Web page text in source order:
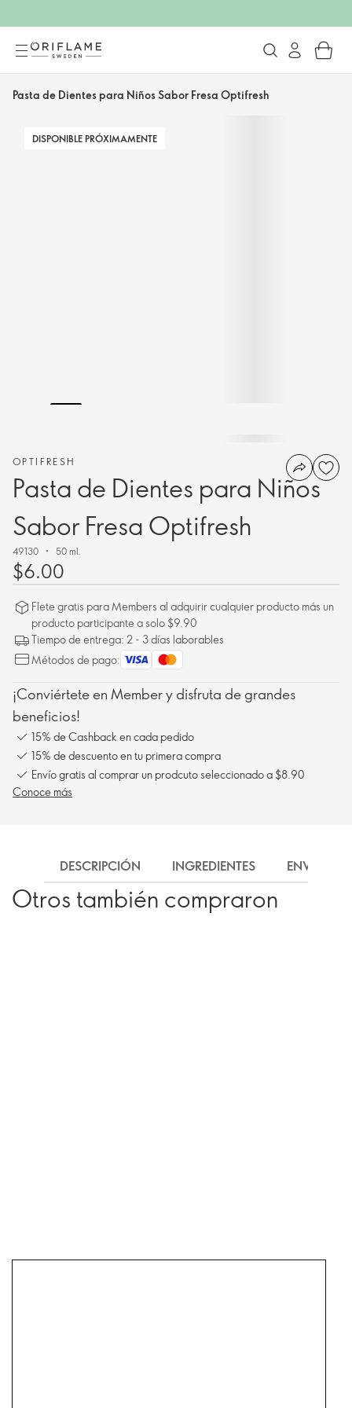
Pasta de Dientes para Niños Sabor Fresa Optifresh
DISPONIBLE PRÓXIMAMENTE
OPTIFRESH
Pasta de Dientes para Niños
Sabor Fresa Optifresh
49130 50 ml.
$6.00
Flete gratis para Members al adquirir cualquier producto más un
producto participante a solo $9.90
Tiempo de entrega: 2 - 3 días laborables
Métodos de pago:
¡Conviértete en Member y disfruta de grandes
beneficios!
15% de Cashback en cada pedido
15% de descuento en tu primera compra
Envío gratis al comprar un prodcuto seleccionado a $8.90
Conoce más
DESCRIPCIÓN INGREDIENTES ENVÍO
Otros también compraron